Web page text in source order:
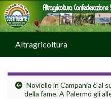
Altragricoltura
Noviello in Campania è al
della fame. A Palermo gli